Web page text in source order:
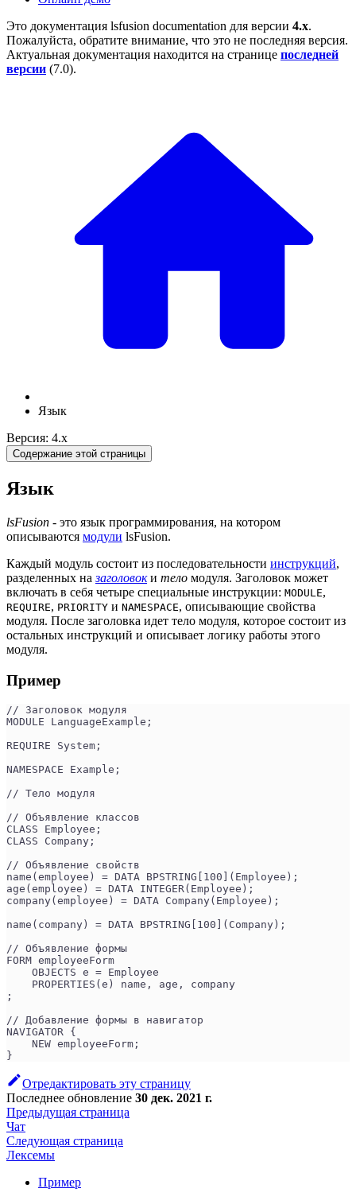
Это документация lsfusion documentation для версии 4.x.
Пожалуйста, обратите внимание, что это не последняя версия.
Актуальная документация находится на странице последней
версии (7.0).
Язык
Версия: 4.x
Содержание этой страницы
Язык
lsFusion - это язык программирования, на котором
описываются модули lsFusion.
Каждый модуль состоит из последовательности инструкций,
разделенных назаголовоки тело модуля. Заголовок может
включать в себя четыре специальные инструкции: MODULE,
REQUIRE, PRIORITY и NAMESPACE, описывающие свойства
модуля. После заголовка идет тело модуля, которое состоит из
остальных инструкций и описывает логику работы этого
модуля.
Пример
// Заголовок модуля
MODULE LanguageExample;
REQUIRE System;
NAMESPACE Example;
// Тело модуля
// Объявление классов
CLASS Employee;
CLASS Company;
// Объявление свойств
name(employee) = DATA BPSTRING[100](Employee);
age(employee) = DATA INTEGER(Employee);
company(employee) = DATA Company(Employee);
name(company) = DATA BPSTRING[100](Company);
// Объявление формы
FORM employeeForm
    OBJECTS e = Employee
    PROPERTIES(e) name, age, company
;
// Добавление формы в навигатор
NAVIGATOR {
    NEW employeeForm;
}
Отредактировать эту страницу
Последнее обновление 30 дек. 2021 г.
Предыдущая страница
Чат
Следующая страница
Лексемы
Пример